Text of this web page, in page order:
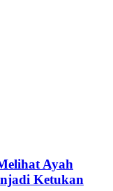
Ayah
Ketukan